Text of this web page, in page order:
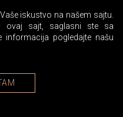
iskustvo na našem sajtu.
ovaj sajt, saglasni ste sa
informacija pogledajte našu